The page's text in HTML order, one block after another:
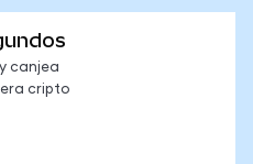
canjea
cripto